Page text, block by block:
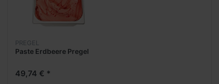
PREGEL
Paste Erdbeere Pregel
49,74 € *